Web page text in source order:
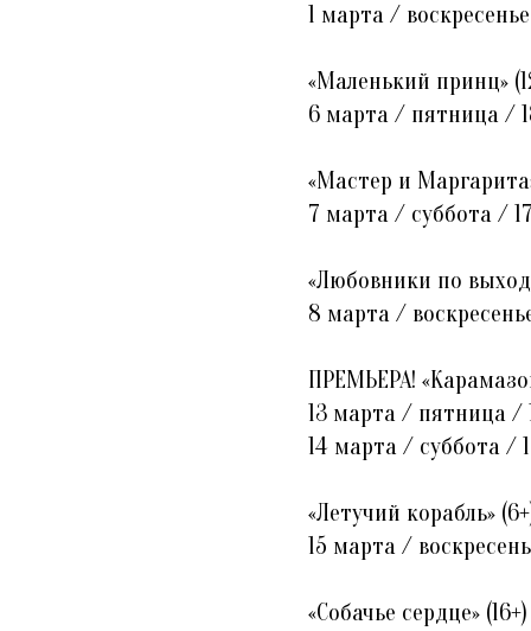
1 марта /
«Маленький принц»
6 марта / пятница /
«Мастер и
7 марта / суббота /
«Любовники по
8 марта /
ПРЕМЬЕРА!
13 марта / пятница /
14 марта / суббота /
«Летучий корабль»
15 марта /
«Собачье сердце»